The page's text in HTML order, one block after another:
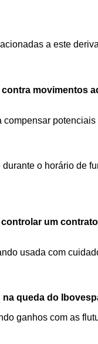
a este
contra movimentos
compensar potenciais
durante o horário de
um
usada com
queda do
ganhos com as